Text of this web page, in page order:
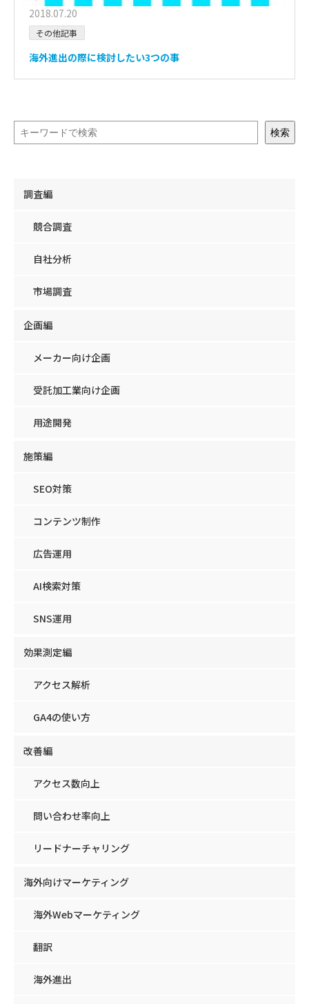
2018.07.20
その他記事
海外進出の際に検討したい3つの事
検索
調査編
競合調査
自社分析
市場調査
企画編
メーカー向け企画
受託加工業向け企画
用途開発
施策編
SEO対策
コンテンツ制作
広告運用
AI検索対策
SNS運用
効果測定編
アクセス解析
GA4の使い方
改善編
アクセス数向上
問い合わせ率向上
リードナーチャリング
海外向けマーケティング
海外Webマーケティング
翻訳
海外進出